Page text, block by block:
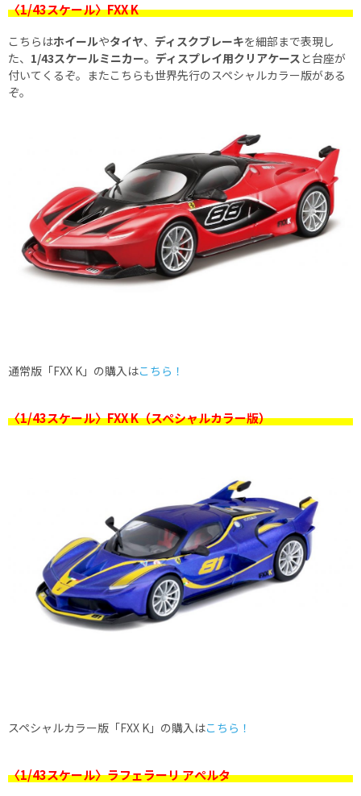
〈1/43スケール〉FXX K
こちらはホイールやタイヤ、 ディスクブレーキを細部まで表現し
た、 1/43スケールミニカー。 ディスプレイ用クリアケース と台座が
付いてくるぞ。またこちらも世界先行のスペシャルカラー版がある
ぞ。
通常版「FXX K」の購入はこちら！
〈1/43スケール〉FXX K（スペシャルカラー版）
スペシャルカラー版「FXX K」の購入はこちら！
〈1/43スケール〉ラフェラーリ アぺルタ